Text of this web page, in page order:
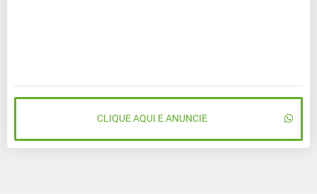
CLIQUE AQUI E ANUNCIE